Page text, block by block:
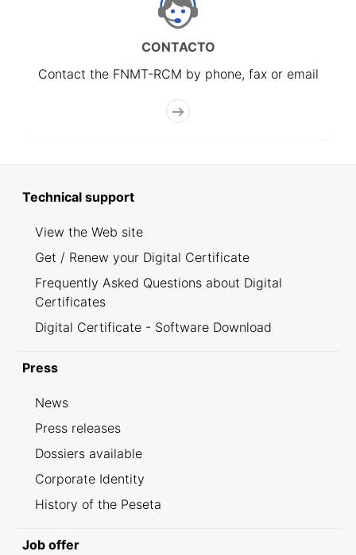
CONTACTO
Contact the FNMT-RCM by phone, fax or email
Technical support
View the Web site
Get / Renew your Digital Certificate
Frequently Asked Questions about Digital
Certificates
Digital Certificate - Software Download
Press
News
Press releases
Dossiers available
Corporate Identity
History of the Peseta
Job offer